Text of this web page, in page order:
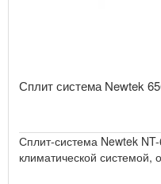
Сплит система Newtek
Сплит-система Newtek
климатической